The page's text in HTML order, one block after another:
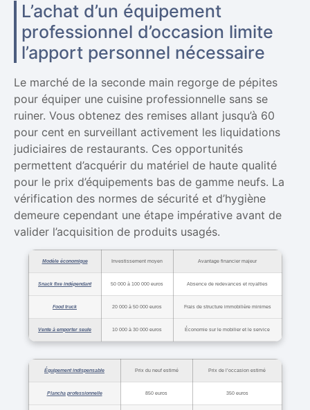
L’achat d’un équipement
professionnel d’occasion limite
l’apport personnel nécessaire
Le marché de la seconde main regorge de pépites
pour équiper une cuisine professionnelle sans se
ruiner. Vous obtenez des remises allant jusqu’à 60
pour cent en surveillant activement les liquidations
judiciaires de restaurants. Ces opportunités
permettent d’acquérir du matériel de haute qualité
pour le prix d’équipements bas de gamme neufs. La
vérification des normes de sécurité et d’hygiène
demeure cependant une étape impérative avant de
valider l’acquisition de produits usagés.
Modèle économique Investissement moyen Avantage financier majeur
Snack fixe indépendant 50 000 à 100 000 euros Absence de redevances et royalties
Food truck 20 000 à 50 000 euros Frais de structure immobilière minimes
Vente à emporter seule 10 000 à 30 000 euros Économie sur le mobilier et le service
Équipement indispensable Prix du neuf estimé Prix de l’occasion estimé
Plancha professionnelle 850 euros 350 euros